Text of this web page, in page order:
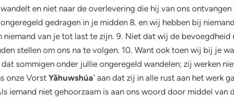
en niet naar de overlevering die hij van ons
gedragen in je midden 8. en wij hebben bij
van je tot last te zijn. 9. Niet dat wij de bevoegdheid
stellen om ons na te volgen. 10. Want ook toen wij bij je
sommigen onder jullie ongeregeld wandelen; zij werken
onze Vorst Yâhuwshúa`aan dat zij in alle rust aan het werk
iemand niet gehoorzaam is aan ons woord door middel van